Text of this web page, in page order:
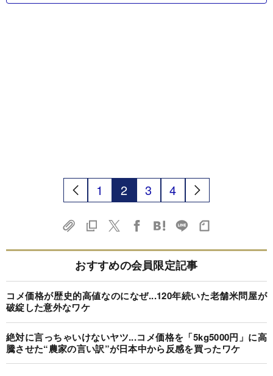
1 2 3 4
おすすめの会員限定記事
コメ価格が歴史的高値なのになぜ...120年続いた老舗米問屋が
破綻した意外なワケ
絶対に言っちゃいけないヤツ...コメ価格を「5kg5000円」に高
騰させた“農家の言い訳”が日本中から反感を買ったワケ